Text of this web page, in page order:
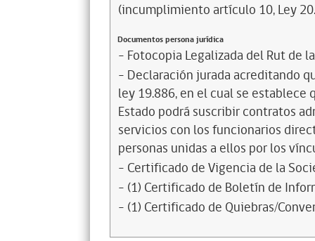
(incumplimiento artículo 10, Ley
Documentos persona jurídica
- Fotocopia Legalizada del Rut de
- Declaración jurada acreditando
ley 19.886, en el cual se
Estado podrá suscribir contratos
servicios con los funcionarios
personas unidas a ellos por los
- Certificado de Vigencia de la
- (1) Certificado de Boletín de
- (1) Certificado de Quiebras/